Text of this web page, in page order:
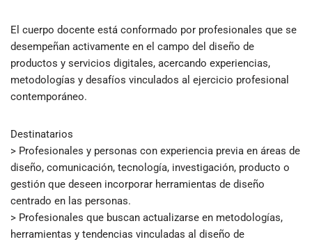
El cuerpo docente está conformado por profesionales que se
desempeñan activamente en el campo del diseño de
productos y servicios digitales, acercando experiencias,
metodologías y desafíos vinculados al ejercicio profesional
contemporáneo.
Destinatarios
> Profesionales y personas con experiencia previa en áreas de
diseño, comunicación, tecnología, investigación, producto o
gestión que deseen incorporar herramientas de diseño
centrado en las personas.
> Profesionales que buscan actualizarse en metodologías,
herramientas y tendencias vinculadas al diseño de